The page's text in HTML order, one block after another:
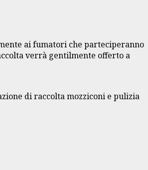
ai fumatori che parteciperanno
verrà gentilmente offerto a
di raccolta mozziconi e pulizia